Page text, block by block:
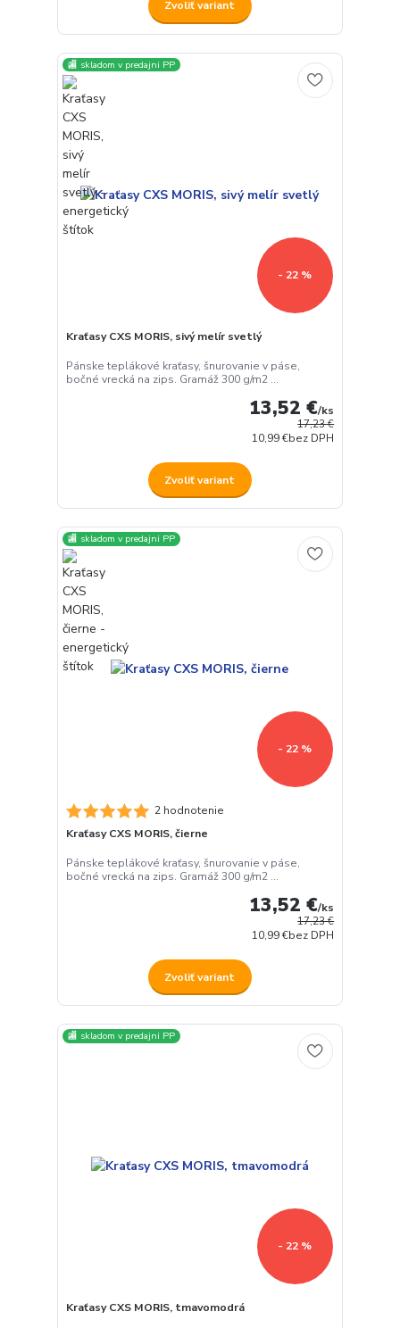
Zvoliť variant
🏬 skladom v predajni PP
- 22 %
Kraťasy CXS MORIS, sivý melír svetlý
Pánske teplákové kraťasy, šnurovanie v páse,
bočné vrecká na zips. Gramáž 300 g/m2 ...
17,23 €
13,52 €/ks
10,99 €bez DPH
Zvoliť variant
🏬 skladom v predajni PP
- 22 %
2 hodnotenie
Kraťasy CXS MORIS, čierne
Pánske teplákové kraťasy, šnurovanie v páse,
bočné vrecká na zips. Gramáž 300 g/m2 ...
17,23 €
13,52 €/ks
10,99 €bez DPH
Zvoliť variant
🏬 skladom v predajni PP
- 22 %
Kraťasy CXS MORIS, tmavomodrá